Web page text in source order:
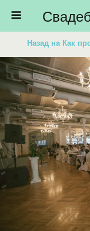
Назад на Как